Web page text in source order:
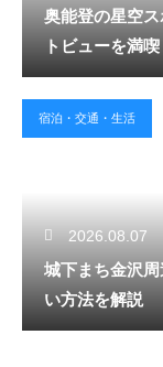
奥能登の星空
トビューを満喫
宿泊・交通・生活
2026.08.07
城下まち金沢
い方法を解説